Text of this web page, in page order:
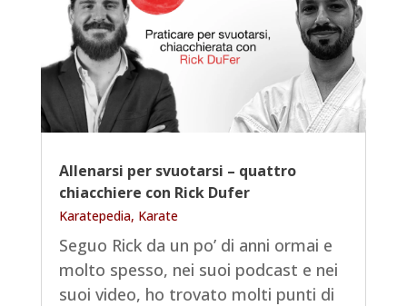
Allenarsi per svuotarsi – quattro
chiacchiere con Rick Dufer
Karatepedia, Karate
Seguo Rick da un po’ di anni ormai e
molto spesso, nei suoi podcast e nei
suoi video, ho trovato molti punti di